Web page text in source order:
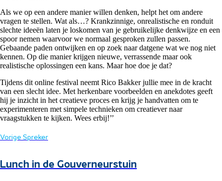
Als we op een andere manier willen denken, helpt het om andere
vragen te stellen. Wat als…? Krankzinnige, onrealistische en ronduit
slechte ideeën laten je loskomen van je gebruikelijke denkwijze en een
spoor nemen waarvoor we normaal gesproken zullen passen.
Gebaande paden ontwijken en op zoek naar datgene wat we nog niet
kennen. Op die manier krijgen nieuwe, verrassende maar ook
realistische oplossingen een kans. Maar hoe doe je dat?
Tijdens dit online festival neemt Rico Bakker jullie mee in de kracht
van een slecht idee. Met herkenbare voorbeelden en anekdotes geeft
hij je inzicht in het creatieve proces en krijg je handvatten om te
experimenteren met simpele technieken om creatiever naar
vraagstukken te kijken. Wees erbij!’’
Vorige Spreker
Lunch in de Gouverneurstuin